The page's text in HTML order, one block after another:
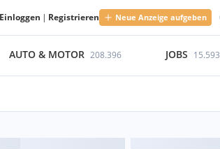
Einloggen | Registrieren Neue Anzeige aufgeben
AUTO & MOTOR 208.396 JOBS 15.593